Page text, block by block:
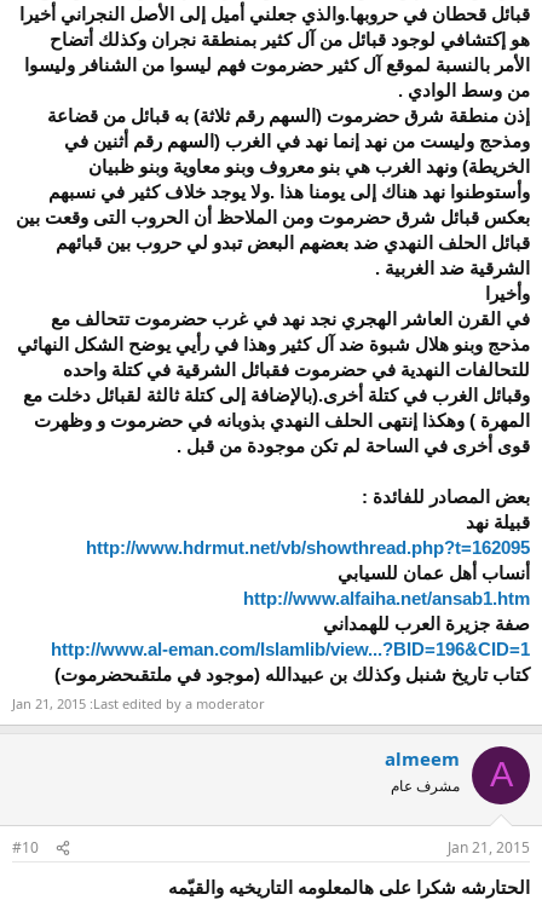
قبائل قحطان في حروبها.والذي جعلني أميل إلى الأصل النجراني أخيرا
هو إكتشافي لوجود قبائل من آل كثير بمنطقة نجران وكذلك أتضاح
الأمر بالنسبة لموقع آل كثير حضرموت فهم ليسوا من الشنافر وليسوا
من وسط الوادي .
إذن منطقة شرق حضرموت (السهم رقم ثلاثة) به قبائل من قضاعة
ومذحج وليست من نهد إنما نهد في الغرب (السهم رقم أثنين في
الخريطة) ونهد الغرب هي بنو معروف وبنو معاوية وبنو ظبيان
وأستوطنوا نهد هناك إلى يومنا هذا .ولا يوجد خلاف كثير في نسبهم
بعكس قبائل شرق حضرموت ومن الملاحظ أن الحروب التى وقعت بين
قبائل الحلف النهدي ضد بعضهم البعض تبدو لي حروب بين قبائهم
الشرقية ضد الغربية .
وأخيرا
في القرن العاشر الهجري نجد نهد في غرب حضرموت تتحالف مع
مذحج وبنو هلال شبوة ضد آل كثير وهذا في رأيي يوضح الشكل النهائي
للتحالفات النهدية في حضرموت فقبائل الشرقية في كتلة واحده
وقبائل الغرب في كتلة أخرى.(بالإضافة إلى كتلة ثالثة لقبائل دخلت مع
المهرة ) وهكذا إنتهى الحلف النهدي بذوبانه في حضرموت و وظهرت
قوى أخرى في الساحة لم تكن موجودة من قبل .
بعض المصادر للفائدة :
قبيلة نهد
http://www.hdrmut.net/vb/showthread.php?t=162095
أنساب أهل عمان للسيابي
http://www.alfaiha.net/ansab1.htm
صفة جزيرة العرب للهمداني
http://www.al-eman.com/Islamlib/view...?BID=196&CID=1
كتاب تاريخ شنبل وكذلك بن عبيدالله (موجود في ملتقىحضرموت)
Last edited by a moderator:
Jan 21, 2015
A
almeem
مشرف عام
Jan 21, 2015
#10
الحتارشه شكرا على هالمعلومه التاريخيه والقيّمه